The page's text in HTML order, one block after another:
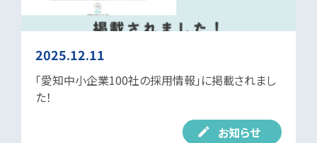
2025.12.11
「愛知中小企業100社の採用情報」に掲載されまし
た！
お知らせ